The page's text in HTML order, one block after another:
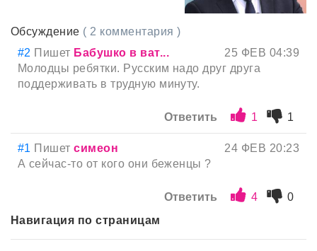
Обсуждение ( 2 комментария )
#2 Пишет Бабушко в ват...
25 ФЕВ 04:39
Молодцы ребятки. Русским надо друг друга
поддерживать в трудную минуту.
Ответить 1 1
#1 Пишетсимеон
24 ФЕВ 20:23
А сейчас-то от кого они беженцы ?
Ответить 4
0
Навигация по страницам